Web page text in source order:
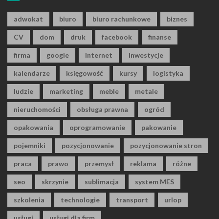
adwokat biuro biuro rachunkowe biznes
CV dom druk facebook finanse
firma google internet inwestycje
kalendarze księgowość kursy logistyka
ludzie marketing meble metale
nieruchomości obsługa prawna ogród
opakowania oprogramowanie pakowanie
pojemniki pozycjonowanie pozycjonowanie stron
praca prawo przemysł reklama różne
seo skrzynie sublimacja system MES
szkolenia technologie transport urlop